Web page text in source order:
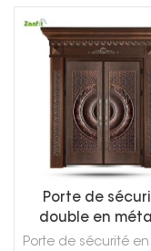
moderne
LIRE LA SUITE
Porte de
double en
l'avant
Porte de sécurité